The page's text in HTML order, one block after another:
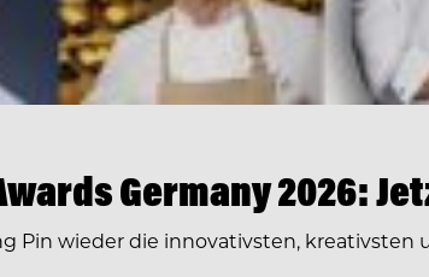
Germany 2026:
Pin wieder die innovativsten,